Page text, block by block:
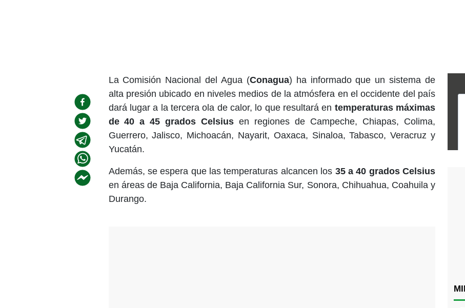
La Comisión Nacional del Agua (Conagua) ha informado que un sistema de
alta presión ubicado en niveles medios de la atmósfera en el occidente del país
dará lugar a la tercera ola de calor, lo que resultará en temperaturas máximas
de 40 a 45 grados Celsius en regiones de Campeche, Chiapas, Colima,
Guerrero, Jalisco, Michoacán, Nayarit, Oaxaca, Sinaloa, Tabasco, Veracruz y
Yucatán.
Además, se espera que las temperaturas alcancen los 35 a 40 grados Celsius
en áreas de Baja California, Baja California Sur, Sonora, Chihuahua, Coahuila y
Durango.